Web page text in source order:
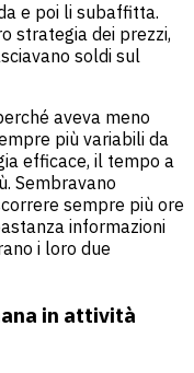
e poi li subaffitta.
strategia dei prezzi,
soldi sul
aveva meno
più variabili da
efficace, il tempo a
Sembravano
sempre più ore
informazioni
i loro due
in attività